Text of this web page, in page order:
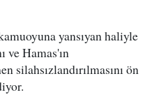
yansıyan haliyle
ve Hamas'ın
silahsızlandırılmasını ön